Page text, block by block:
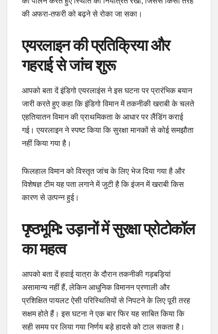
की अफरा-तफरी को बढ़ने से रोका जा सका।
एयरलाइन की प्रतिक्रिया और
गहराई से जांच शुरू
आपको बता दें इंडिगो एयरलाइंस ने इस घटना पर प्रारंभिक बयान
जारी करते हुए कहा कि इंडिगो विमान में तकनीकी खराबी के चलते
एहतियातन विमान की प्राथमिकता के आधार पर लैंडिंग कराई
गई। एयरलाइन ने स्पष्ट किया कि सुरक्षा मानकों से कोई समझौता
नहीं किया गया है।
फिलहाल विमान को विस्तृत जांच के लिए भेज दिया गया है और
विशेषज्ञ टीम यह पता लगाने में जुटी है कि इंजन में खराबी किस
कारण से उत्पन्न हुई।
पृष्ठभूमि: उड़ानों में सुरक्षा प्रोटोकॉल
का महत्व
आपको बता दें हवाई यात्रा के दौरान तकनीकी गड़बड़ियां
असामान्य नहीं हैं, लेकिन आधुनिक विमानन प्रणाली और
प्रशिक्षित पायलट ऐसी परिस्थितियों से निपटने के लिए पूरी तरह
सक्षम होते हैं। इस घटना ने एक बार फिर यह साबित किया कि
सही समय पर लिया गया निर्णय बड़े हादसे को टाल सकता है।